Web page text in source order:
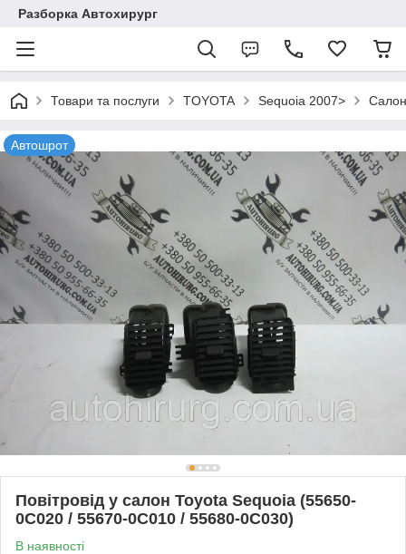
Разборка Автохирург
Товари та послуги TOYOTA Sequoia 2007>
Автошрот
Повітровід у салон Toyota Sequoia (55650-
0C020 / 55670-0C010 / 55680-0C030)
В наявності